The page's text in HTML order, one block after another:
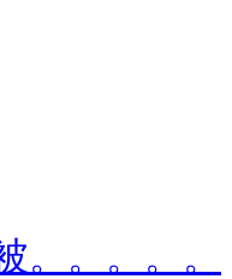
。。。。。